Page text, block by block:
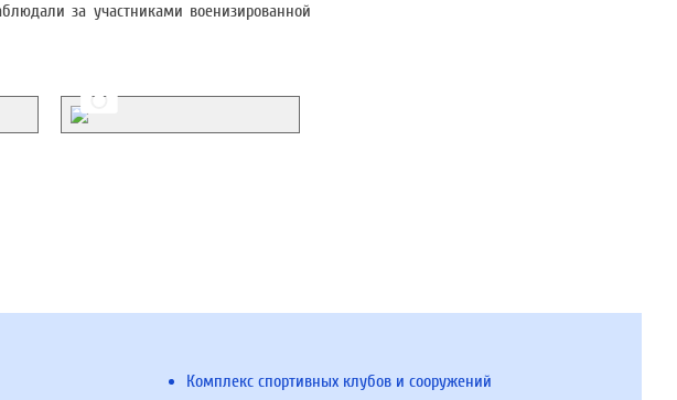
за участниками военизированной
Комплекс спортивных клубов и сооружений